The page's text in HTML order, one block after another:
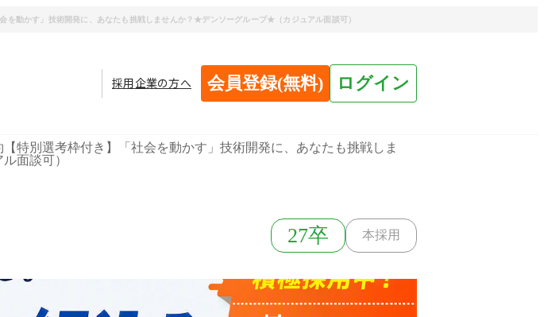
を動かす」技術開発に、あなたも挑戦しませんか？★デンソーグループ★（カジュアル面談可）
採用企業の方へ 会員登録(無料) ログイン
特別選考枠付き】「社会を動かす」技術開発に、あなたも挑戦しま
面談可）
27卒 本採用